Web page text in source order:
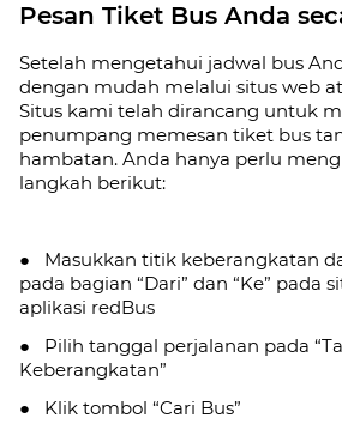
Pesan Tiket Bus Anda
Setelah mengetahui jadwal bus
dengan mudah melalui situs web
Situs kami telah dirancang untuk
penumpang memesan tiket bus
hambatan. Anda hanya perlu
langkah berikut:
● Masukkan titik keberangkatan
pada bagian “Dari” dan “Ke” pada
aplikasi redBus
● Pilih tanggal perjalanan pada
Keberangkatan”
● Klik tombol “Cari Bus”